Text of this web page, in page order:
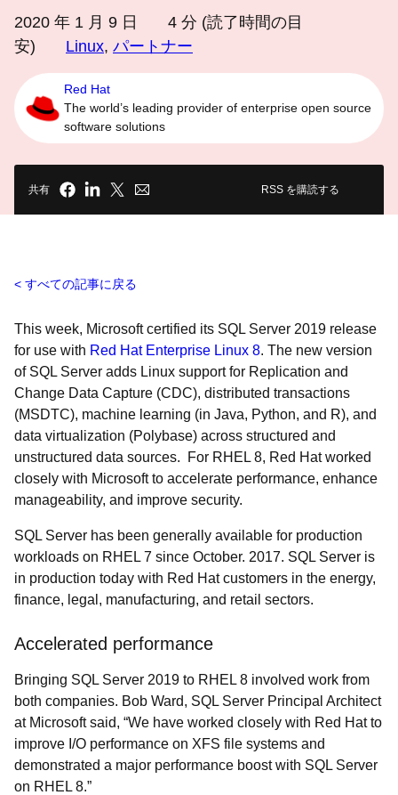
さ
2020 年 1 月 9 日 4 分 (読了時間の目
安)
Linux, パートナー
Red Hat
The world’s leading provider of enterprise open source
software solutions
共有 RSS を購読する
すべての記事に戻る
This week, Microsoft certified its SQL Server 2019 release
for use with Red Hat Enterprise Linux 8. The new version
of SQL Server adds Linux support for Replication and
Change Data Capture (CDC), distributed transactions
(MSDTC), machine learning (in Java, Python, and R), and
data virtualization (Polybase) across structured and
unstructured data sources. For RHEL 8, Red Hat worked
closely with Microsoft to accelerate performance, enhance
manageability, and improve security.
SQL Server has been generally available for production
workloads on RHEL 7 since October. 2017. SQL Server is
in production today with Red Hat customers in the energy,
finance, legal, manufacturing, and retail sectors.
Accelerated performance
Bringing SQL Server 2019 to RHEL 8 involved work from
both companies. Bob Ward, SQL Server Principal Architect
at Microsoft said, “We have worked closely with Red Hat to
improve I/O performance on XFS file systems and
demonstrated a major performance boost with SQL Server
on RHEL 8.”